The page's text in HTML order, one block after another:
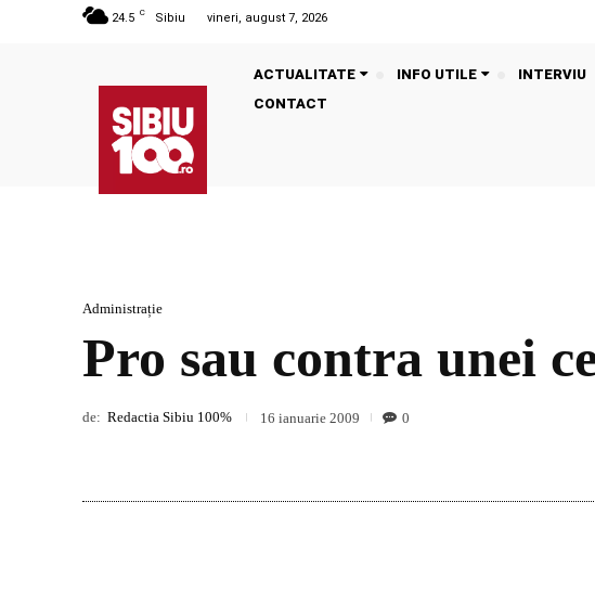
24.5 C Sibiu vineri, august 7, 2026
ACTUALITATE INFO UTILE INTERVIU
CONTACT
Administrație
Pro sau contra unei
de: Redactia Sibiu 100% 16 ianuarie 2009 0